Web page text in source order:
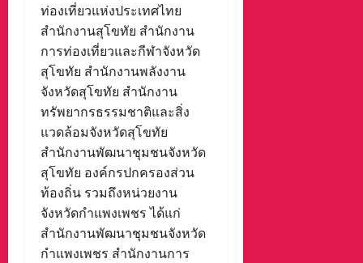
ท่องเที่ยวแห่งประเทศไทย
สำนักงานสุโขทัย สำนักงาน
การท่องเที่ยวและกีฬาจังหวัด
สุโขทัย สำนักงานพลังงาน
จังหวัดสุโขทัย สำนักงาน
ทรัพยากรธรรมชาติและสิ่ง
แวดล้อมจังหวัดสุโขทัย
สำนักงานพัฒนาชุมชนจังหวัด
สุโขทัย องค์กรปกครองส่วน
ท้องถิ่น รวมถึงหน่วยงาน
จังหวัดกำแพงเพชร ได้แก่
สำนักงานพัฒนาชุมชนจังหวัด
กำแพงเพชร สำนักงานการ